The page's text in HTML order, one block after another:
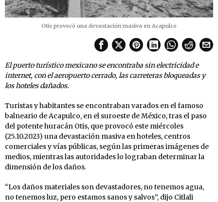
Otis provocó una devastación masiva en Acapulco
El puerto turístico mexicano se encontraba sin electricidad e
internet, con el aeropuerto cerrado, las carreteras bloqueadas y
los hoteles dañados.
Turistas y habitantes se encontraban varados en el famoso
balneario de Acapulco, en el suroeste de México, tras el paso
del potente huracán Otis, que provocó este miércoles
(25.10.2023) una devastación masiva en hoteles, centros
comerciales y vías públicas, según las primeras imágenes de
medios, mientras las autoridades lo lograban determinar la
dimensión de los daños.
“Los daños materiales son devastadores, no tenemos agua,
no tenemos luz, pero estamos sanos y salvos”, dijo Citlali